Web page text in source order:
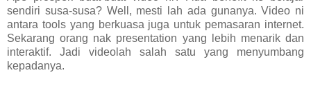
sendiri susa-susa? Well, mesti lah ada gunanya. Video ni
antara tools yang berkuasa juga untuk pemasaran internet.
Sekarang orang nak presentation yang lebih menarik dan
interaktif. Jadi videolah salah satu yang menyumbang
kepadanya.